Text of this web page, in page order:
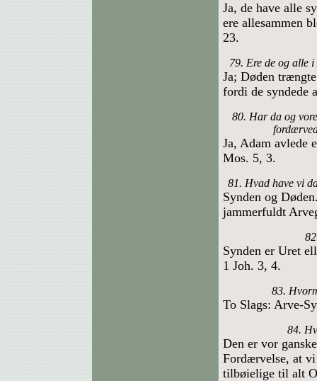
Ja, de have alle
ere allesammen
23.
79. Ere de og alle
Ja; Døden
fordi de syndede
80. Har da og
Ja, Adam avlede
Mos. 5, 3.
81. Hvad have vi
Synden og
jammerfuldt
Synden er Uret
1 Joh. 3, 4.
83.
To Slags: Arve-
84.
Den er vor
Fordærvelse, at
tilbøielige til alt